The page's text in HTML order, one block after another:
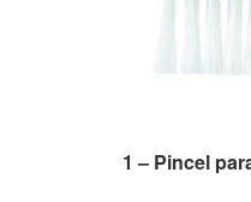
1 – Pincel